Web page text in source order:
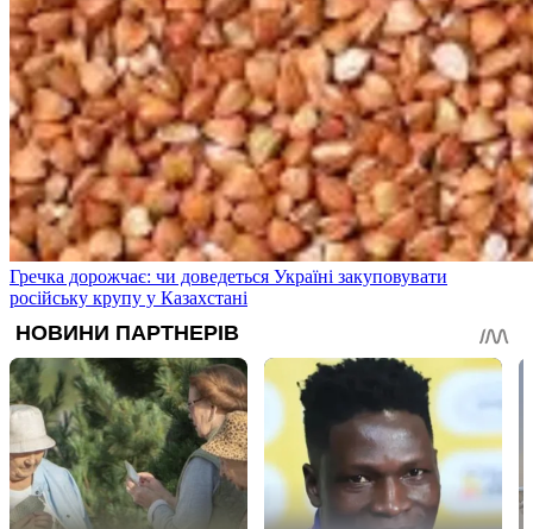
Гречка дорожчає: чи доведеться Україні закуповувати
російську крупу у Казахстані